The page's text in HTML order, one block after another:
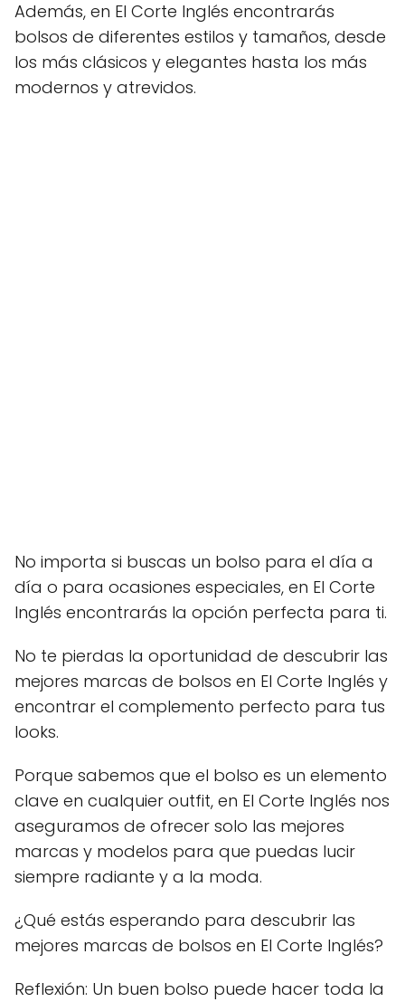
Además, en El Corte Inglés encontrarás
bolsos de diferentes estilos y tamaños, desde
los más clásicos y elegantes hasta los más
modernos y atrevidos.
No importa si buscas un bolso para el día a
día o para ocasiones especiales, en El Corte
Inglés encontrarás la opción perfecta para ti.
No te pierdas la oportunidad de descubrir las
mejores marcas de bolsos en El Corte Inglés y
encontrar el complemento perfecto para tus
looks.
Porque sabemos que el bolso es un elemento
clave en cualquier outfit, en El Corte Inglés nos
aseguramos de ofrecer solo las mejores
marcas y modelos para que puedas lucir
siempre radiante y a la moda.
¿Qué estás esperando para descubrir las
mejores marcas de bolsos en El Corte Inglés?
Reflexión: Un buen bolso puede hacer toda la